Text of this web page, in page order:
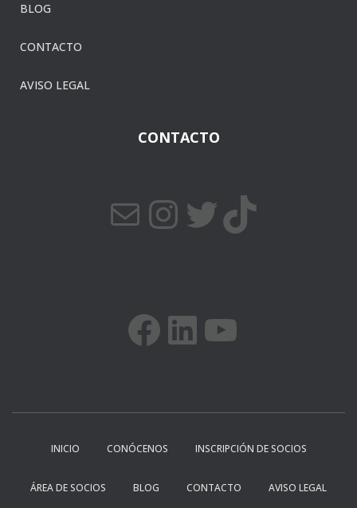
BLOG
CONTACTO
AVISO LEGAL
CONTACTO
CORREO ELECTRÓNICO INSTAGRAM TWITTER
FACEBOOK LINKEDIN
INICIO CONÓCENOS INSCRIPCIÓN DE SOCIOS
ÁREA DE SOCIOS BLOG CONTACTO AVISO LEGAL